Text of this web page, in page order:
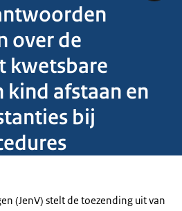
over de
kwetsbare
afstaan en
bij
(JenV) stelt de toezending uit van